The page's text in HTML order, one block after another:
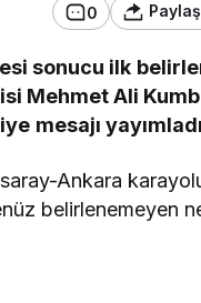
0 Paylaş
sonucu ilk
Mehmet Ali
mesajı
Ankara
belirlenemeyen